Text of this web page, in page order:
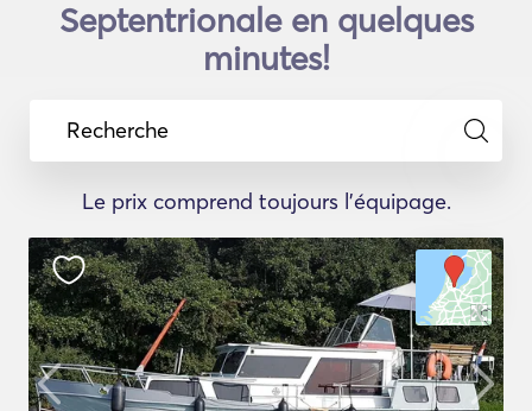
Septentrionale en quelques
minutes!
Recherche
Le prix comprend toujours l'équipage.